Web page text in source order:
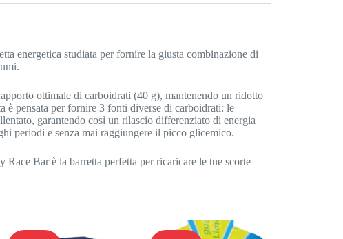
energetica studiata per fornire la giusta combinazione di
ottimale di carboidrati (40 g), mantenendo un ridotto
è pensata per fornire 3 fonti diverse di carboidrati: le
garantendo così un rilascio differenziato di energia
periodi e senza mai raggiungere il picco glicemico.
Bar è la barretta perfetta per ricaricare le tue scorte